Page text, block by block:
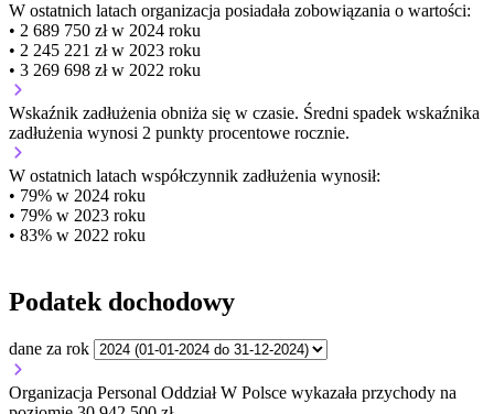
W ostatnich latach organizacja posiadała zobowiązania o wartości:
• 2 689 750 zł w 2024 roku
• 2 245 221 zł w 2023 roku
• 3 269 698 zł w 2022 roku
Wskaźnik zadłużenia obniża się w czasie. Średni spadek wskaźnika
zadłużenia wynosi 2 punkty procentowe rocznie.
W ostatnich latach współczynnik zadłużenia wynosił:
• 79% w 2024 roku
• 79% w 2023 roku
• 83% w 2022 roku
Podatek dochodowy
dane za rok
Organizacja Personal Oddział W Polsce wykazała przychody na